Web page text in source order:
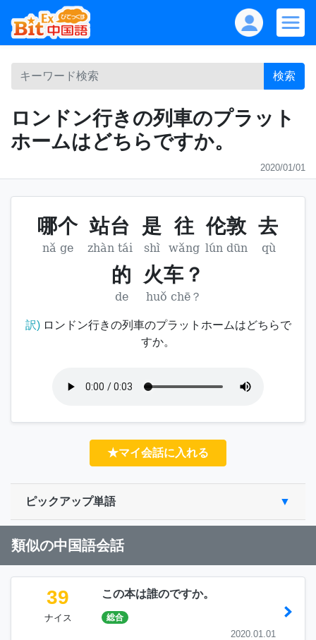
検索
ロンドン行きの列車のプラット
ホームはどちらですか。
2020/01/01
哪个 站台 是 往 伦敦 去
nǎ ge zhàn tái shì wǎng lún dūn qù
的 火车？
de huǒ chē？
訳)ロンドン行きの列車のプラットホームはどちらで
すか。
★マイ会話に入れる
ピックアップ単語
類似の中国語会話
39
ナイス
この本は誰のですか。
総合
2020.01.01